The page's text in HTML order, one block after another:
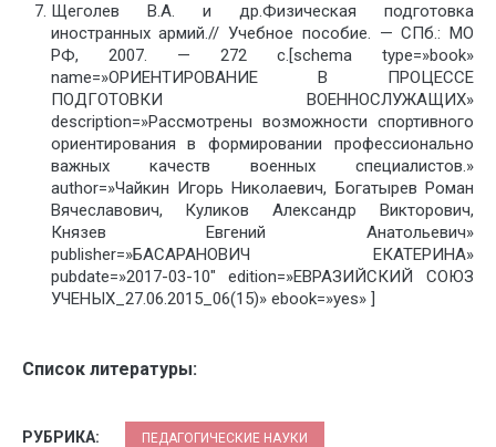
Щеголев В.А. и др.Физическая подготовка
иностранных армий.// Учебное пособие. — СПб.: МО
РФ, 2007. — 272 с.[schema type=»book»
name=»ОРИЕНТИРОВАНИЕ В ПРОЦЕССЕ
ПОДГОТОВКИ ВОЕННОСЛУЖАЩИХ»
description=»Рассмотрены возможности спортивного
ориентирования в формировании профессионально
важных качеств военных специалистов.»
author=»Чайкин Игорь Николаевич, Богатырев Роман
Вячеславович, Куликов Александр Викторович,
Князев Евгений Анатольевич»
publisher=»БАСАРАНОВИЧ ЕКАТЕРИНА»
pubdate=»2017-03-10″ edition=»ЕВРАЗИЙСКИЙ СОЮЗ
УЧЕНЫХ_27.06.2015_06(15)» ebook=»yes» ]
Список литературы:
РУБРИКА: ПЕДАГОГИЧЕСКИЕ НАУКИ